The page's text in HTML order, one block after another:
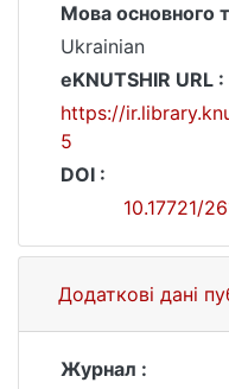
Мова основного
Ukrainian
eKNUTSHIR URL :
https://
5
DOI :
10.17721/
Додаткові дані
Журнал :